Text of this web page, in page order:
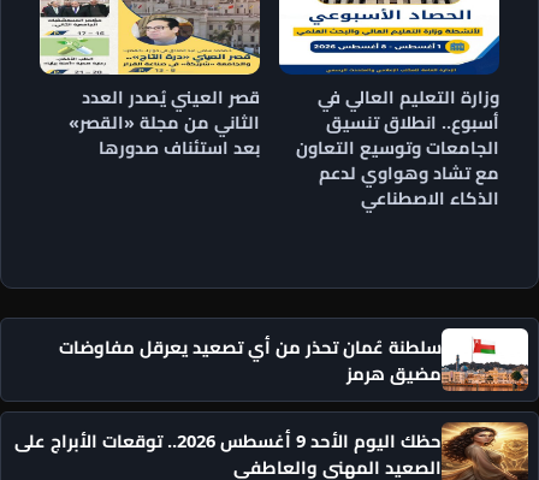
وزارة التعليم العالي في
أسبوع.. انطلاق تنسيق
الجامعات وتوسيع التعاون
مع تشاد وهواوي لدعم
الذكاء الاصطناعي
قصر العيني يُصدر العدد
الثاني من مجلة «القصر»
بعد استئناف صدورها
سلطنة عُمان تحذر من أي تصعيد يعرقل مفاوضات
مضيق هرمز
حظك اليوم الأحد 9 أغسطس 2026.. توقعات الأبراج على
الصعيد المهني والعاطفي